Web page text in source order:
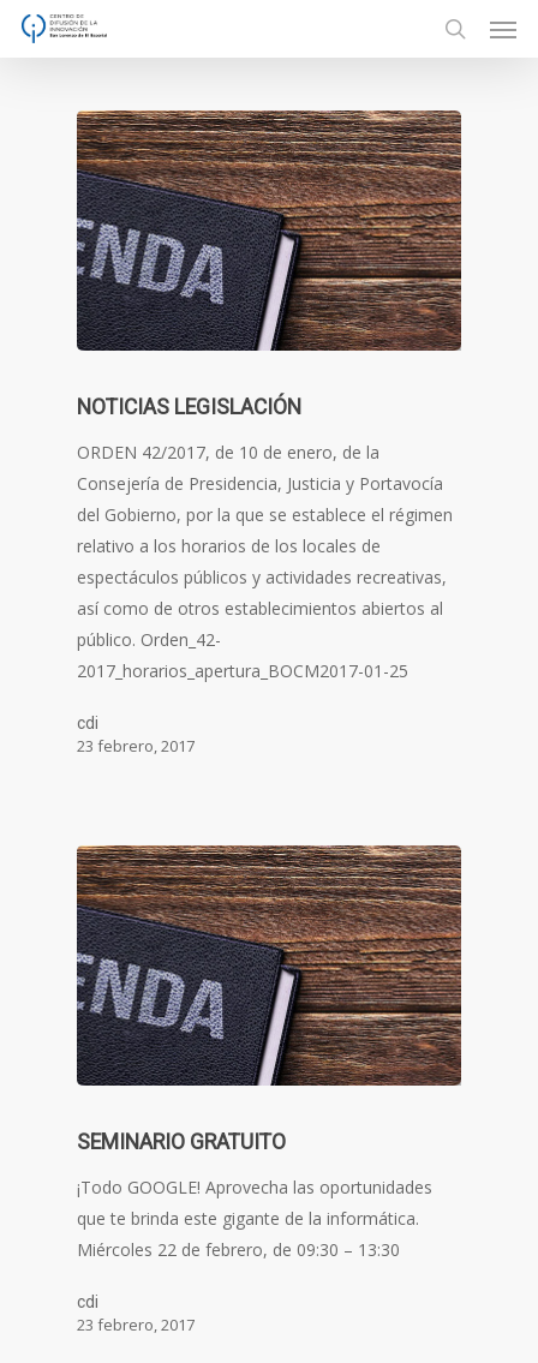
Skip
search
NOTICIAS LEGISLACIÓN
ORDEN 42/2017, de 10 de enero, de la
Consejería de Presidencia, Justicia y Portavocía
del Gobierno, por la que se establece el régimen
relativo a los horarios de los locales de
espectáculos públicos y actividades recreativas,
así como de otros establecimientos abiertos al
público. Orden_42-
2017_horarios_apertura_BOCM2017-01-25
cdi
23 febrero, 2017
SEMINARIO GRATUITO
¡Todo GOOGLE! Aprovecha las oportunidades
que te brinda este gigante de la informática.
Miércoles 22 de febrero, de 09:30 – 13:30
cdi
23 febrero, 2017